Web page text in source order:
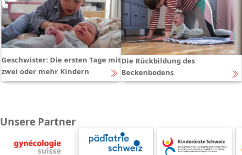
Geschwister: Die ersten Tage mit
zwei oder mehr Kindern
Die Rückbildung des
Beckenbodens
Unsere Partner